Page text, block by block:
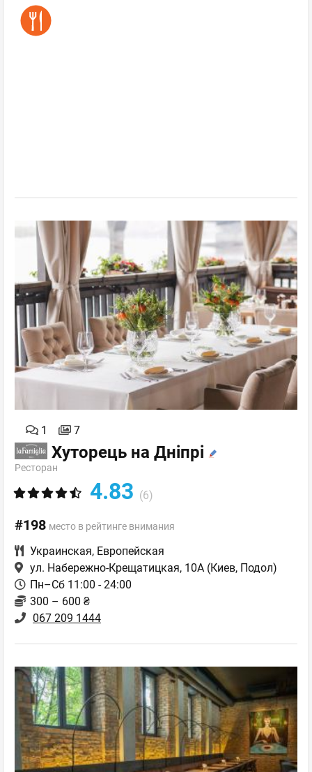
1 7
Хуторець на Дніпрі
Ресторан
4.83 (6)
#198 место в рейтинге внимания
Украинская, Европейская
ул. Набережно-Крещатицкая, 10А (Киев, Подол)
Пн–Сб 11:00 - 24:00
300 – 600 ₴
067 209 1444